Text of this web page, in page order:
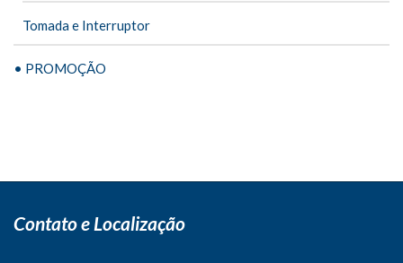
Tomada e Interruptor
• PROMOÇÃO
Contato e Localização